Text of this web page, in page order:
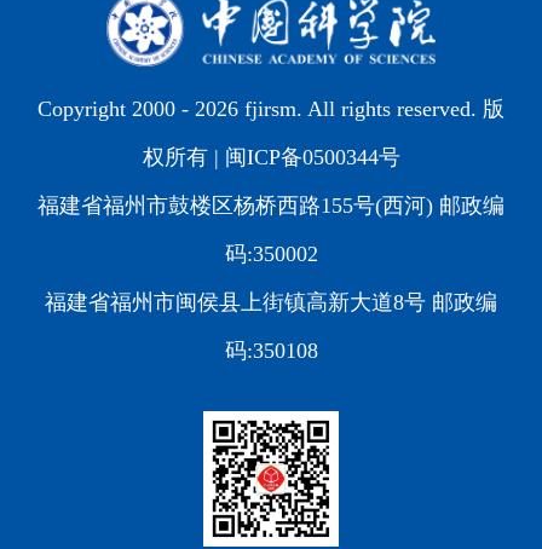
Copyright 2000 - 2026 fjirsm. All rights reserved. 版
权所有 | 闽ICP备0500344号
福建省福州市鼓楼区杨桥西路155号(西河) 邮政编
码:350002
福建省福州市闽侯县上街镇高新大道8号 邮政编
码:350108